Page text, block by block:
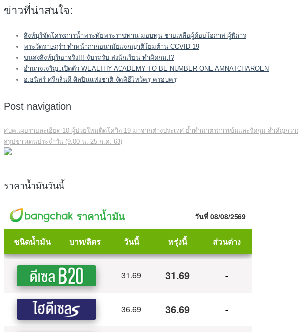
ข่าวที่น่าสนใจ:
สิงห์บุรีจัดโครงการน้ำพระทัยพระราชทาน มอบทุน-ช่วยเหลือผู้ด้อยโอกาส-ผู้พิการ
พระวัดราษฎร์ฯ ทำหน้ากากอนามัยแจกญาติโยมต้าน COVID-19
ขนส่งสิงห์บุรีเอาจริง!!! จับรถรับ-ส่งนักเรียน ทำผิดกม.!?
อำนาจเจริญ..เปิดตัว WEALTHY ACADEMY TO BE NUMBER ONE AMNATCHAROEN
อ.ธนิสร์ ศรีกลิ่นดี ศิลปินแห่งชาติ จัดพิธีไหว้ครู-ครอบครู
Post navigation
ศบค.เผยรายละเอียด 10 ผู้ป่วยใหม่ติดโควิด-19 มาจากต่างประเทศ ย้ำทำมาตรการเข้มและรัดกุม สำคัญกว่
สรุปข่าวเด่นประจำวัน (9.00 น. 25 ก.ค. 63)
ราคาน้ำมันวันนี้